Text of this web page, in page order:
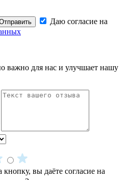
Даю согласие на
важно для нас и улучшает нашу
вы даёте согласие на